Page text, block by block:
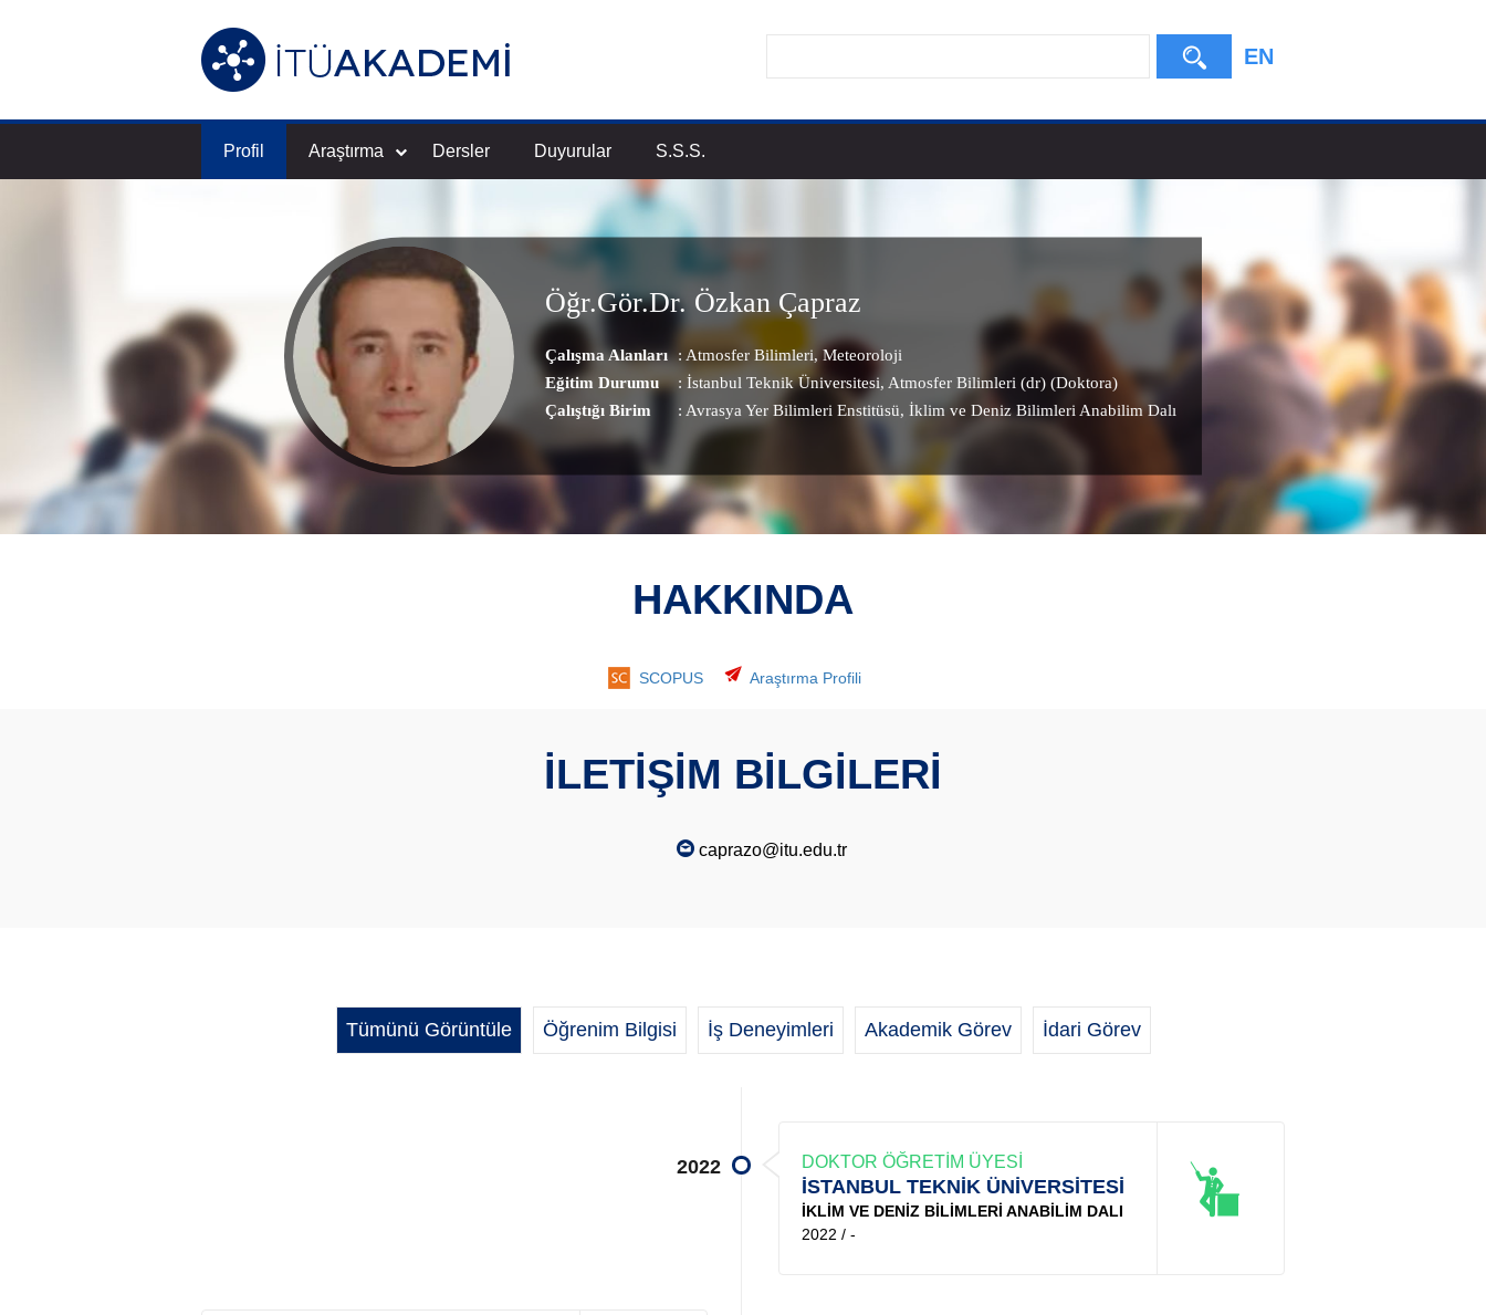
EN
Profil Araştırma Dersler Duyurular S.S.S.
Öğr.Gör.Dr. Özkan Çapraz
Çalışma Alanları : Atmosfer Bilimleri, Meteoroloji
Eğitim Durumu
: İstanbul Teknik Üniversitesi, Atmosfer Bilimleri (dr) (Doktora)
Çalıştığı Birim
: Avrasya Yer Bilimleri Enstitüsü, İklim ve Deniz Bilimleri Anabilim Dalı
HAKKINDA
SCOPUS Araştırma Profili
İLETİŞİM BİLGİLERİ
caprazo@itu.edu.tr
Tümünü Görüntüle Öğrenim Bilgisi İş Deneyimleri Akademik Görev İdari Görev
2022 DOKTOR ÖĞRETİM ÜYESİ
İSTANBUL TEKNİK ÜNİVERSİTESİ
İKLİM VE DENİZ BİLİMLERİ ANABİLİM DALI
2022 / -